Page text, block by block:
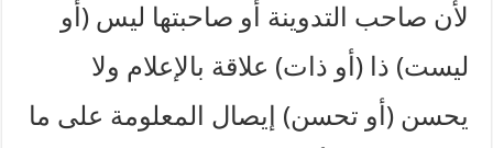
لأن صاحب التدوينة أو صاحبتها ليس (أو
ليست) ذا (أو ذات) علاقة بالإعلام ولا
يحسن (أو تحسن) إيصال المعلومة على ما